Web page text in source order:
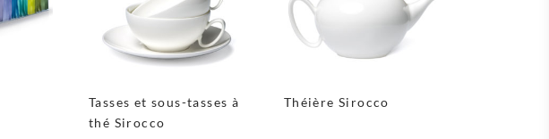
Tasses et sous-tasses à
thé Sirocco
Théière Sirocco